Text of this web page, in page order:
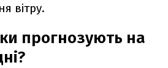
вітру.
прогнозують на